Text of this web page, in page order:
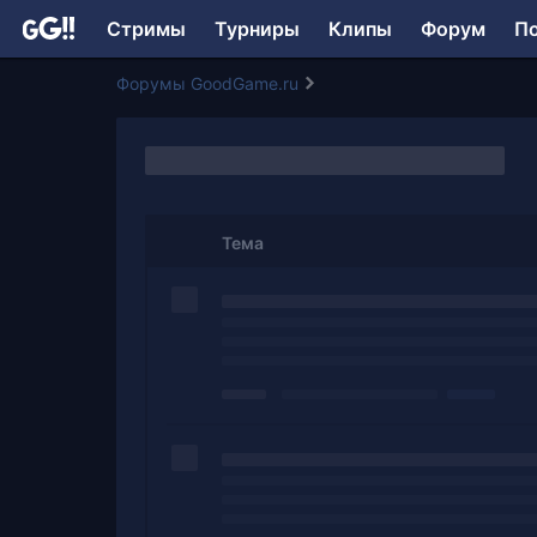
Стримы Турниры Клипы Форум
Форумы GoodGame.ru
Тема